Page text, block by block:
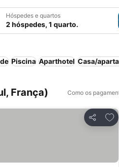
Hóspedes e quartos
2 hóspedes, 1 quarto.
Piscina Aparthotel Casa/
França) Como os
Partilhar